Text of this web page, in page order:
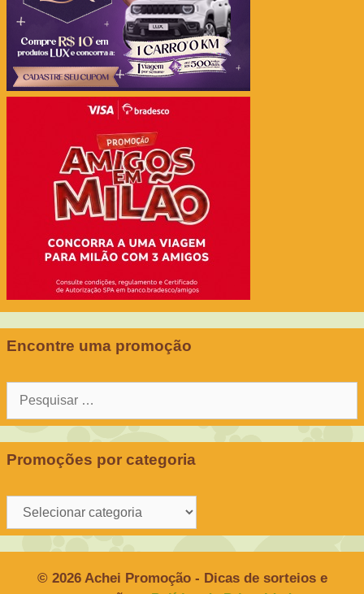
Encontre uma promoção
Pesquisar
Promoções por categoria
Promoções
por
© 2026 Achei Promoção - Dicas de sorteios e